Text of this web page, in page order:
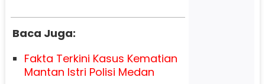
Baca Juga:
Fakta Terkini Kasus Kematian
Mantan Istri Polisi Medan